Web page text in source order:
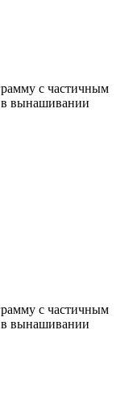
с частичным
вынашивании
с частичным
вынашивании